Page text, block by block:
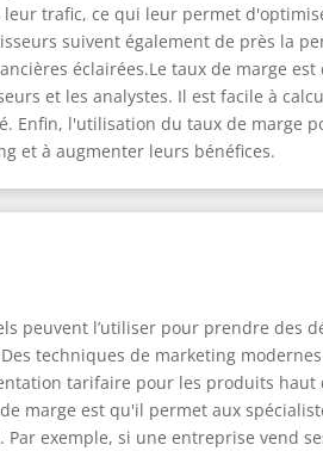
trafic, ce qui leur permet
suivent également de près la
éclairées.Le taux de marge est
et les analystes. Il est facile à
Enfin, l'utilisation du taux de marge
et à augmenter leurs bénéfices.
peuvent l’utiliser pour prendre des
techniques de marketing
tarifaire pour les produits haut
marge est qu'il permet aux
exemple, si une entreprise vend